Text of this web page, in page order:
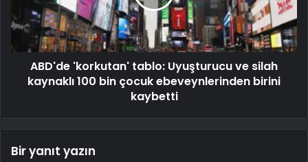
ABD'de 'korkutan' tablo: Uyuşturucu ve silah
kaynaklı 100 bin çocuk ebeveynlerinden birini
kaybetti
Bir yanıt yazın